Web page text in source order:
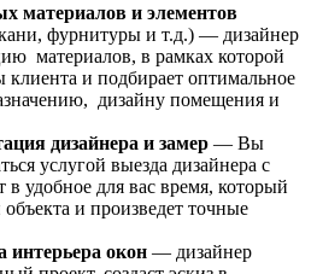
материалов и элементов
фурнитуры и т.д.) — дизайнер
материалов, в рамках которой
клиента и подбирает оптимальное
дизайну помещения и
дизайнера и замер — Вы
услугой выезда дизайнера с
в удобное для вас время, который
и произведет точные
интерьера окон — дизайнер